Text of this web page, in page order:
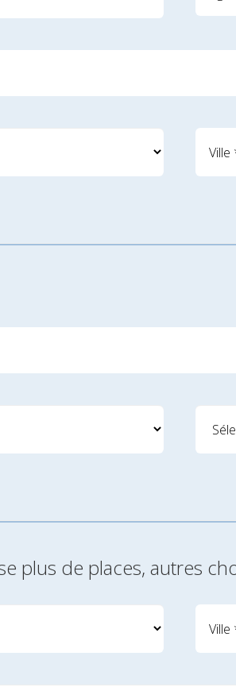
plus de places, autres